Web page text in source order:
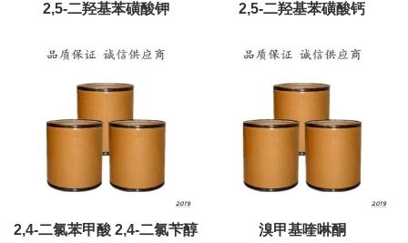
2,5-二羟基苯磺酸钾 2,5-二羟基苯磺酸钙
2,4-二氯苯甲酸 2,4-二氯苄醇 溴甲基喹啉酮